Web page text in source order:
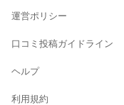
運営ポリシー
口コミ投稿ガイドライン
ヘルプ
利用規約